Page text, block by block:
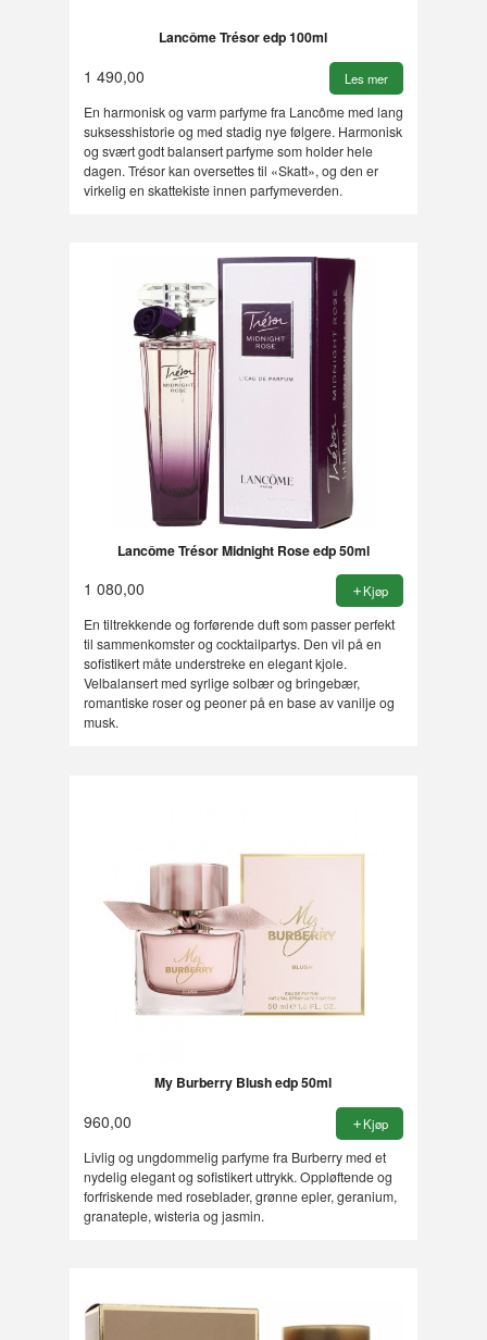
Lancôme Trésor edp 100ml
1 490,00 Les mer
En harmonisk og varm parfyme fra Lancôme med lang
suksesshistorie og med stadig nye følgere. Harmonisk
og svært godt balansert parfyme som holder hele
dagen. Trésor kan oversettes til «Skatt», og den er
virkelig en skattekiste innen parfymeverden.
Lancôme Trésor Midnight Rose edp 50ml
1 080,00 Kjøp
En tiltrekkende og forførende duft som passer perfekt
til sammenkomster og cocktailpartys. Den vil på en
sofistikert måte understreke en elegant kjole.
Velbalansert med syrlige solbær og bringebær,
romantiske roser og peoner på en base av vanilje og
musk.
My Burberry Blush edp 50ml
960,00 Kjøp
Livlig og ungdommelig parfyme fra Burberry med et
nydelig elegant og sofistikert uttrykk. Oppløftende og
forfriskende med roseblader, grønne epler, geranium,
granateple, wisteria og jasmin.